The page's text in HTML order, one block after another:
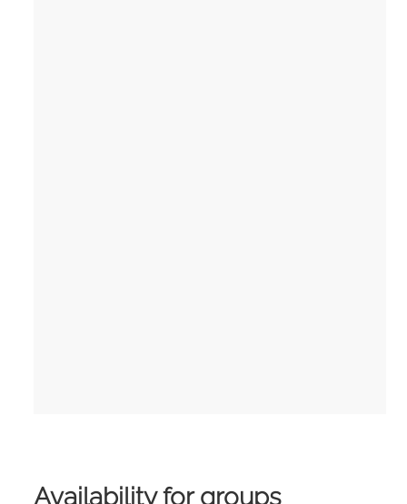
Availability for groups